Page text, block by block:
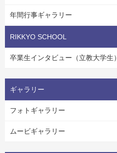
年間行事ギャラリー
RIKKYO SCHOOL
卒業生インタビュー（立教大学生）
ギャラリー
フォトギャラリー
ムービギャラリー